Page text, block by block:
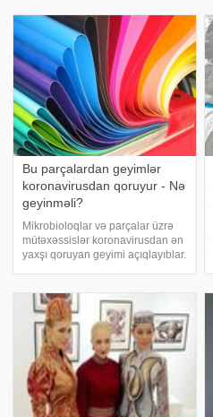
paltarların üzərində çox qısa
müddət yaşadığını bildirib.
Bioloqun hə
Bu parçalardan geyimlər
koronavirusdan qoruyur - Nə
geyinməli?
Mikrobioloqlar və parçalar üzrə
mütəxəssislər koronavirusdan ən
yaxşı qoruyan geyimi açıqlayıblar.
Universitetinin Dekorativ Tətbiqi
Sənət və Tekstil kafedrasının
müdir